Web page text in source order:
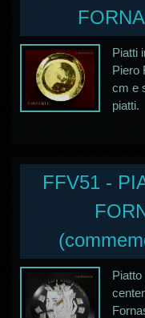
Piatti
Piero
cm e
piatti.
FFV51 -